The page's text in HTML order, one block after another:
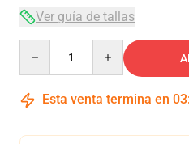
Ver guía de tallas
Esta venta termina en 03: